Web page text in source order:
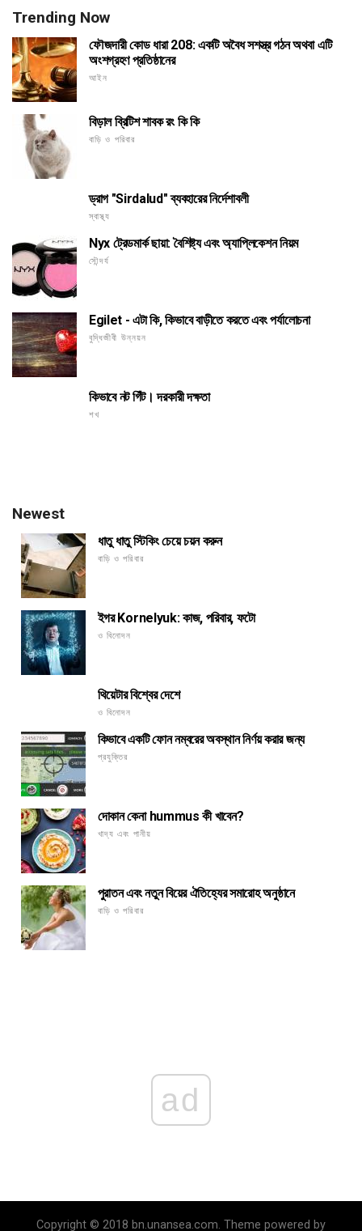
Trending Now
ফৌজদারী কোড ধারা 208: একটি অবৈধ সশস্ত্র গঠন অথবা এটি
অংশগ্রহণ প্রতিষ্ঠানের
আইন
বিড়াল ব্রিটিশ শাবক রং কি কি
বাড়ি ও পরিবার
ড্রাগ "Sirdalud" ব্যবহারের নির্দেশাবলী
স্বাস্থ্য
Nyx ট্রেডমার্ক ছায়া: বৈশিষ্ট্য এবং অ্যাপ্লিকেশন নিয়ম
সৌন্দর্য
Egilet - এটা কি, কিভাবে বাড়ীতে করতে এবং পর্যালোচনা
বুদ্ধিজীবী উন্নয়ন
কিভাবে নট গিঁট। দরকারী দক্ষতা
শখ
Newest
ধাতু ধাতু স্টিকিং চেয়ে চয়ন করুন
বাড়ি ও পরিবার
ইগর Kornelyuk: কাজ, পরিবার, ফটো
ও বিনোদন
থিয়েটার বিশ্বের দেশে
ও বিনোদন
কিভাবে একটি ফোন নম্বরের অবস্থান নির্ণয় করার জন্য
প্রযুক্তির
দোকান কেনা hummus কী খাবেন?
খাদ্য এবং পানীয়
পুরাতন এবং নতুন বিয়ের ঐতিহ্যের সমারোহ অনুষ্ঠানে
বাড়ি ও পরিবার
ad
Copyright © 2018 bn.unansea.com. Theme powered by